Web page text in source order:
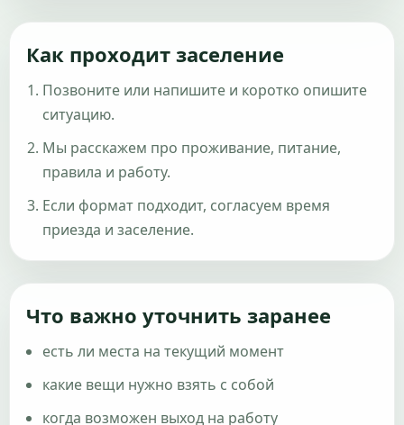
Как проходит заселение
Позвоните или напишите и коротко опишите
ситуацию.
Мы расскажем про проживание, питание,
правила и работу.
Если формат подходит, согласуем время
приезда и заселение.
Что важно уточнить заранее
есть ли места на текущий момент
какие вещи нужно взять с собой
когда возможен выход на работу